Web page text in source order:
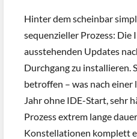
Hinter dem scheinbar
sequenzieller Prozess: Die
ausstehenden Updates
Durchgang zu installieren.
betroffen – was nach einer
Jahr ohne IDE-Start, sehr
Prozess extrem lange
Konstellationen komplett